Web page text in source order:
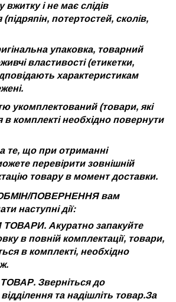
вжитку і не має слідів
потертостей, сколів,
упаковка, товарний
властивості (етикетки,
характеристикам
укомплектований (товари, які
в комплекті необхідно повернути
те, що при отриманні
перевірити зовнішній
товару в момент доставки.
ОБМІН/ПОВЕРНЕННЯ вам
наступні дії:
Акуратно запакуйте
в повній комплектації, товари,
в комплекті, необхідно
Зверніться до
та надішліть товар.За